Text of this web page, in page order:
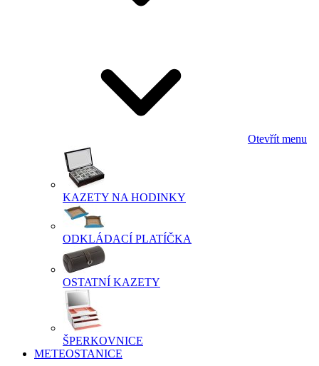
Otevřít menu
KAZETY NA HODINKY
ODKLÁDACÍ PLATÍČKA
OSTATNÍ KAZETY
ŠPERKOVNICE
METEOSTANICE